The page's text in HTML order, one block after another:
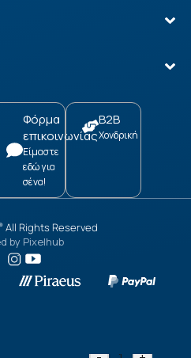
Φόρμα
επικοινωνίας
Είμαστε
εδώ για
σένα!
B2B
Χονδρική
All Rights Reserved
by Pixelhub